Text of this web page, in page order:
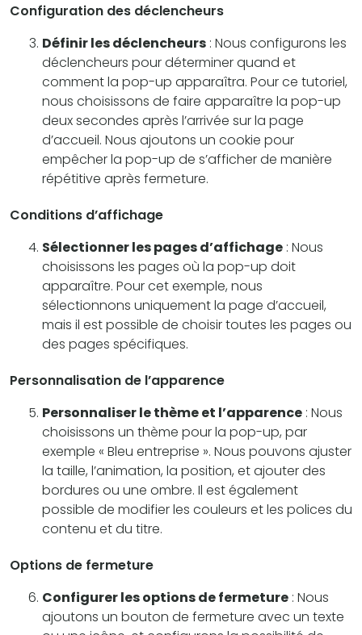
Configuration des déclencheurs
Définir les déclencheurs : Nous configurons les
déclencheurs pour déterminer quand et
comment la pop-up apparaîtra. Pour ce tutoriel,
nous choisissons de faire apparaître la pop-up
deux secondes après l’arrivée sur la page
d’accueil. Nous ajoutons un cookie pour
empêcher la pop-up de s’afficher de manière
répétitive après fermeture.
Conditions d’affichage
Sélectionner les pages d’affichage : Nous
choisissons les pages où la pop-up doit
apparaître. Pour cet exemple, nous
sélectionnons uniquement la page d’accueil,
mais il est possible de choisir toutes les pages ou
des pages spécifiques.
Personnalisation de l’apparence
Personnaliser le thème et l’apparence : Nous
choisissons un thème pour la pop-up, par
exemple « Bleu entreprise ». Nous pouvons ajuster
la taille, l’animation, la position, et ajouter des
bordures ou une ombre. Il est également
possible de modifier les couleurs et les polices du
contenu et du titre.
Options de fermeture
Configurer les options de fermeture : Nous
ajoutons un bouton de fermeture avec un texte